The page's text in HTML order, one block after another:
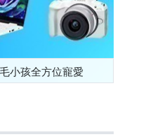
毛小孩全方位寵愛